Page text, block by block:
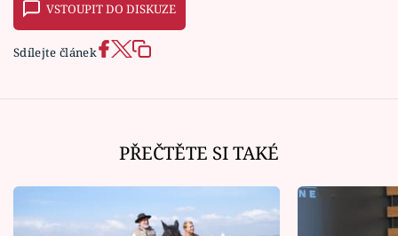
VSTOUPIT DO DISKUZE
Sdílejte článek
PŘEČTĚTE SI TAKÉ